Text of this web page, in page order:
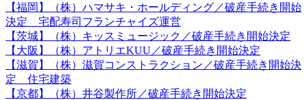
【福岡】（株）ハマサキ・ホールディング／破産手続き開始
決定 宅配寿司フランチャイズ運営
【茨城】（株）キッスミュージック／破産手続き開始決定
【大阪】（株）アトリエKUU／破産手続き開始決定
【滋賀】（株）滋賀コンストラクション／破産手続き開始決
定 住宅建築
【京都】（株）井谷製作所／破産手続き開始決定